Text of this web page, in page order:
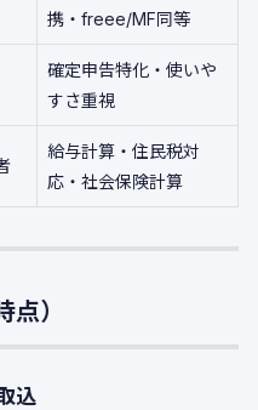
携・freee/MF同等
確定申告特化・使いや
すさ重視
給与計算・住民税対
応・社会保険計算
）
込